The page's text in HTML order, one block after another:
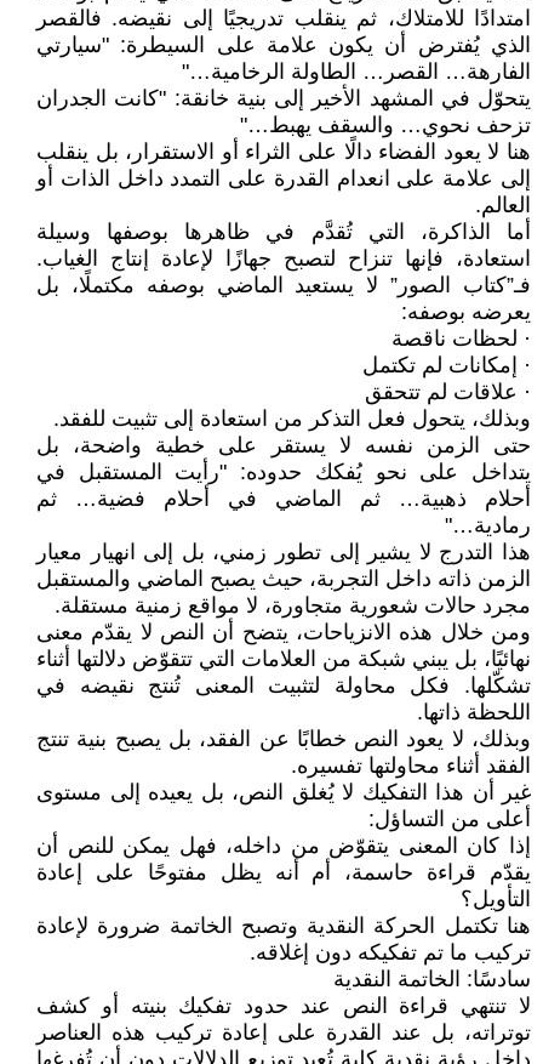
امتدادًا للامتلاك، ثم ينقلب تدريجيًا إلى نقيضه. فالقصر
الذي يُفترض أن يكون علامة على السيطرة: "سيارتي
الفارهة… القصر… الطاولة الرخامية…"
يتحوّل في المشهد الأخير إلى بنية خانقة: "كانت الجدران
تزحف نحوي… والسقف يهبط…"
هنا لا يعود الفضاء دالًا على الثراء أو الاستقرار، بل ينقلب
إلى علامة على انعدام القدرة على التمدد داخل الذات أو
العالم.
أما الذاكرة، التي تُقدَّم في ظاهرها بوصفها وسيلة
استعادة، فإنها تنزاح لتصبح جهازًا لإعادة إنتاج الغياب.
فـ”كتاب الصور” لا يستعيد الماضي بوصفه مكتملًا، بل
يعرضه بوصفه:
· لحظات ناقصة
· إمكانات لم تكتمل
· علاقات لم تتحقق
وبذلك، يتحول فعل التذكر من استعادة إلى تثبيت للفقد.
حتى الزمن نفسه لا يستقر على خطية واضحة، بل
يتداخل على نحو يُفكك حدوده: "رأيت المستقبل في
أحلام ذهبية… ثم الماضي في أحلام فضية… ثم
رمادية…"
هذا التدرج لا يشير إلى تطور زمني، بل إلى انهيار معيار
الزمن ذاته داخل التجربة، حيث يصبح الماضي والمستقبل
مجرد حالات شعورية متجاورة، لا مواقع زمنية مستقلة.
ومن خلال هذه الانزياحات، يتضح أن النص لا يقدّم معنى
نهائيًا، بل يبني شبكة من العلامات التي تتقوّض دلالتها أثناء
تشكّلها. فكل محاولة لتثبيت المعنى تُنتج نقيضه في
اللحظة ذاتها.
وبذلك، لا يعود النص خطابًا عن الفقد، بل يصبح بنية تنتج
الفقد أثناء محاولتها تفسيره.
غير أن هذا التفكيك لا يُغلق النص، بل يعيده إلى مستوى
أعلى من التساؤل:
إذا كان المعنى يتقوّض من داخله، فهل يمكن للنص أن
يقدّم قراءة حاسمة، أم أنه يظل مفتوحًا على إعادة
التأويل؟
هنا تكتمل الحركة النقدية وتصبح الخاتمة ضرورة لإعادة
تركيب ما تم تفكيكه دون إغلاقه.
سادسًا: الخاتمة النقدية
لا تنتهي قراءة النص عند حدود تفكيك بنيته أو كشف
توتراته، بل عند القدرة على إعادة تركيب هذه العناصر